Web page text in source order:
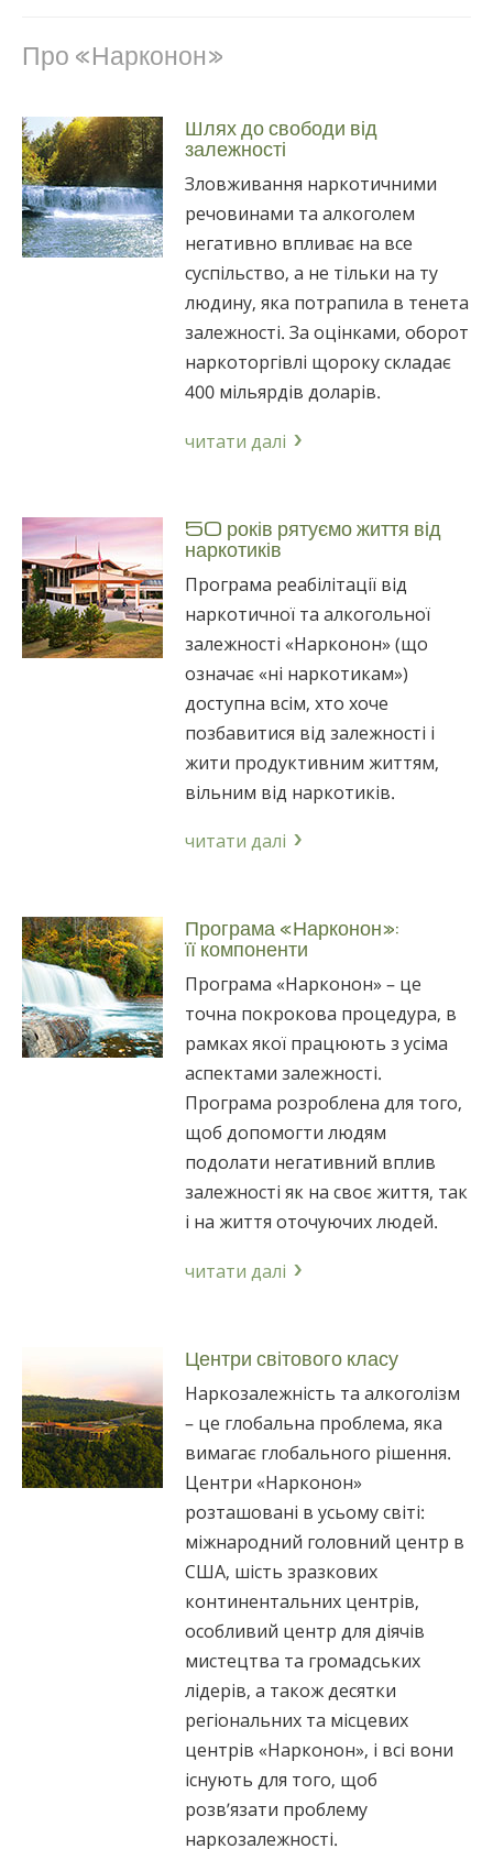
Про «Нарконон»
Шлях до свободи від
залежності
Зловживання наркотичними
речовинами та алкоголем
негативно впливає на все
суспільство, а не тільки на ту
людину, яка потрапила в тенета
залежності. За оцінками, оборот
наркоторгівлі щороку складає
400 мільярдів доларів.
читати далі
50 років рятуємо життя від
наркотиків
Програма реабілітації від
наркотичної та алкогольної
залежності «Нарконон» (що
означає «ні наркотикам»)
доступна всім, хто хоче
позбавитися від залежності і
жити продуктивним життям,
вільним від наркотиків.
читати далі
Програма «Нарконон»:
її компоненти
Програма «Нарконон» – це
точна покрокова процедура, в
рамках якої працюють з усіма
аспектами залежності.
Програма розроблена для того,
щоб допомогти людям
подолати негативний вплив
залежності як на своє життя, так
і на життя оточуючих людей.
читати далі
Центри світового класу
Наркозалежність та алкоголізм
– це глобальна проблема, яка
вимагає глобального рішення.
Центри «Нарконон»
розташовані в усьому світі:
міжнародний головний центр в
США, шість зразкових
континентальних центрів,
особливий центр для діячів
мистецтва та громадських
лідерів, а також десятки
регіональних та місцевих
центрів «Нарконон», і всі вони
існують для того, щоб
розв’язати проблему
наркозалежності.